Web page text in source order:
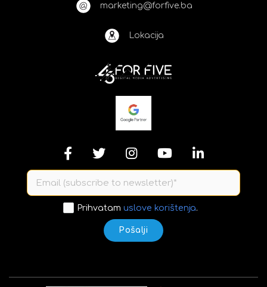
marketing@forfive.ba
Lokacija
Prihvatam uslove korištenja.
Pošalji